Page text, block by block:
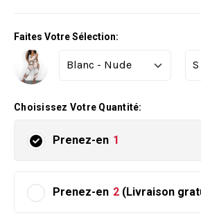
Faites Votre Sélection:
Choisissez Votre Quantité:
Prenez-en 1
Prenez-en 2 (Livraison